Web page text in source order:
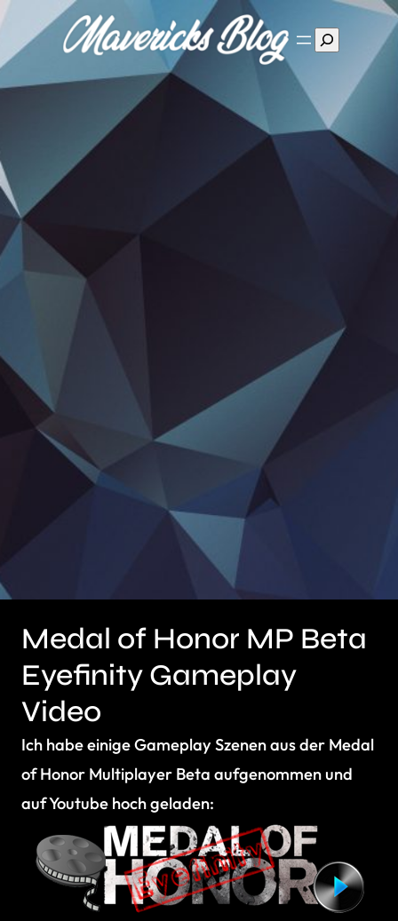
Suchen
Medal of Honor MP Beta
Eyefinity Gameplay
Video
Ich habe einige Gameplay Szenen aus der Medal
of Honor Multiplayer Beta aufgenommen und
auf Youtube hoch geladen: